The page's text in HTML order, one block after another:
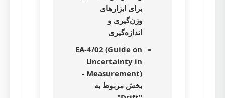
برای ابزارهای
وزن‌گیری و
اندازه‌گیری
EA-4/02 (Guide on
Uncertainty in
Measurement) -
بخش مربوط به